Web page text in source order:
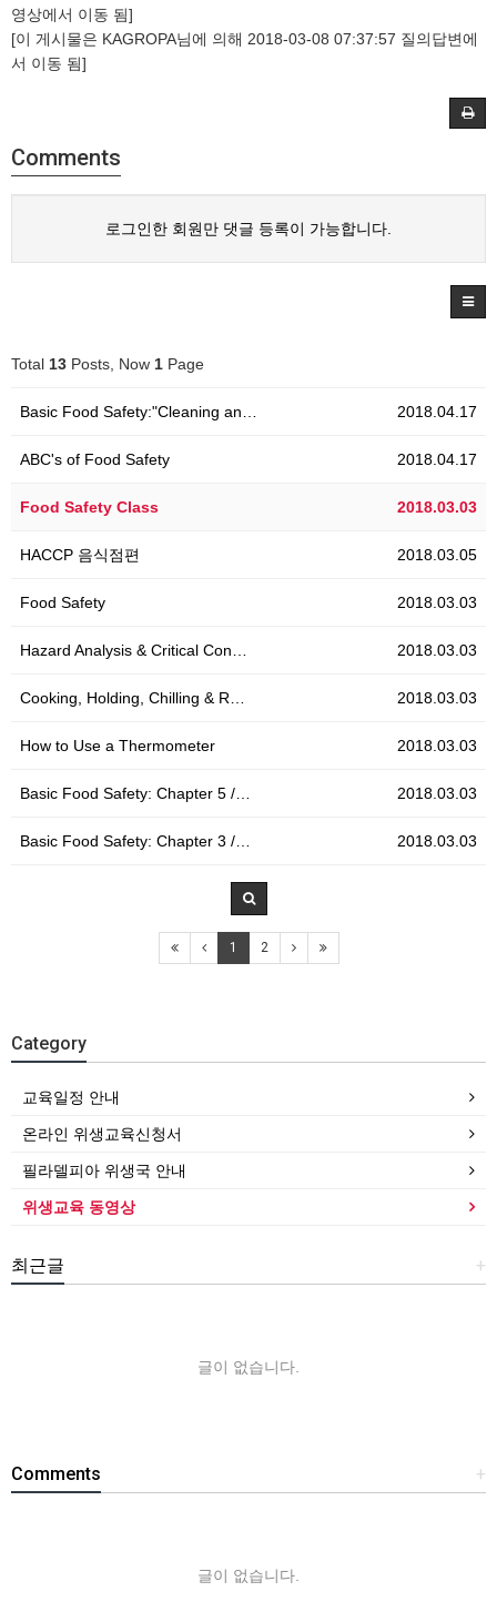
영상에서 이동 됨]
[이 게시물은 KAGROPA님에 의해 2018-03-08 07:37:57 질의답변에
서 이동 됨]
Comments
로그인한 회원만 댓글 등록이 가능합니다.
Total 13 Posts, Now 1 Page
2018.04.17
Basic Food Safety:"Cleaning an…
2018.04.17
ABC's of Food Safety
2018.03.03
Food Safety Class
2018.03.05
HACCP 음식점편
2018.03.03
Food Safety
2018.03.03
Hazard Analysis & Critical Con…
2018.03.03
Cooking, Holding, Chilling & R…
2018.03.03
How to Use a Thermometer
2018.03.03
Basic Food Safety: Chapter 5 /…
2018.03.03
Basic Food Safety: Chapter 3 /…
1 2
Category
교육일정 안내
온라인 위생교육신청서
필라델피아 위생국 안내
위생교육 동영상
+
최근글
글이 없습니다.
+
Comments
글이 없습니다.